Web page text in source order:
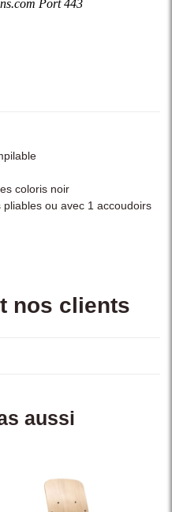
coloris noir
ou avec 1 accoudoirs
nos clients
aussi